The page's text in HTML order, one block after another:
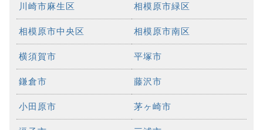
川崎市麻生区 相模原市緑区
相模原市中央区 相模原市南区
横須賀市 平塚市
鎌倉市 藤沢市
小田原市 茅ヶ崎市